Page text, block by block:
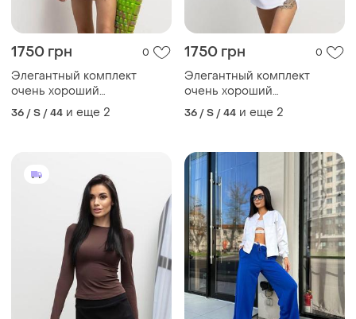
1750 грн 0
Элегантный комплект
очень хороший
качественный материал
удобен в носке юбка шорты
36 / S / 44 и еще 2
1750 грн 0
Элегантный комплект
очень хороший
качественный материал
удобен в носке юбка шорты
36 / S / 44 и еще 2